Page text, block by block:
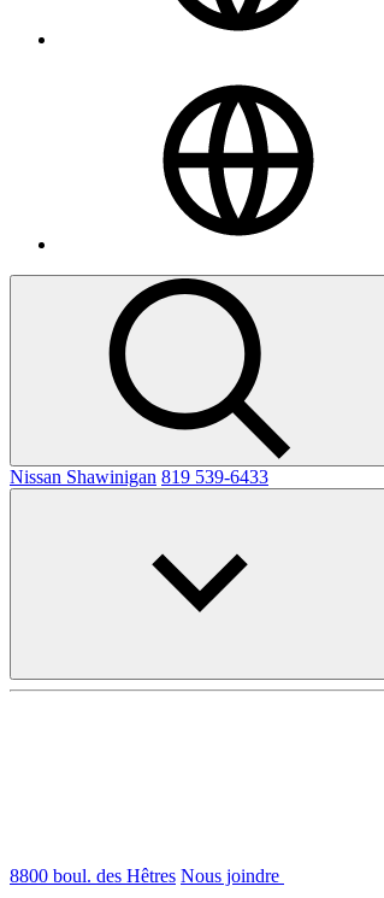
Nissan Shawinigan 819 539-6433
8800 boul. des Hêtres Nous joindre